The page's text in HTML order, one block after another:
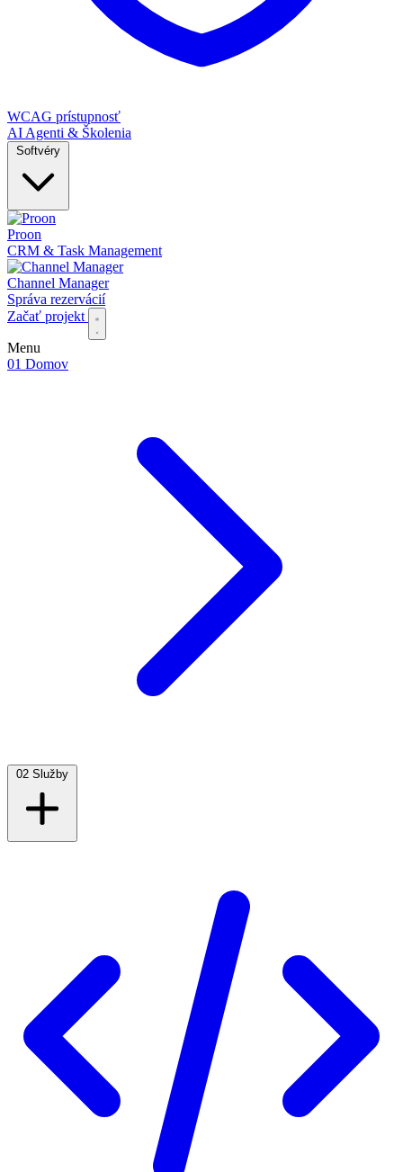
WCAG prístupnosť
AI Agenti & Školenia
Softvéry
Proon
CRM & Task Management
Channel Manager
Správa rezervácií
Začať projekt
Menu
01 Domov
02 Služby